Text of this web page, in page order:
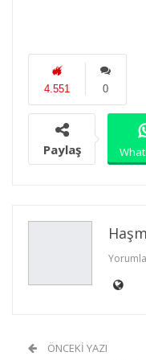
0
4.551
Paylaş
ÖNCEKI YAZI